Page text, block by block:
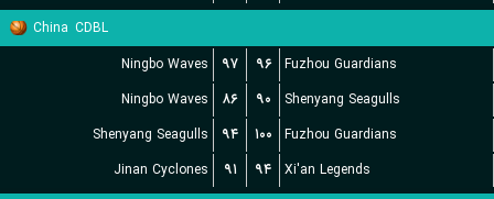
China CDBL
Ningbo Waves
۹۷ ۹۶
Fuzhou Guardians
Ningbo Waves
۸۶ ۹۰
Shenyang Seagulls
Shenyang Seagulls
۹۴ ۱۰۰
Fuzhou Guardians
Jinan Cyclones
۹۱ ۹۴
Xi'an Legends